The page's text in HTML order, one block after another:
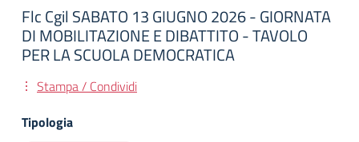
Flc Cgil SABATO 13 GIUGNO 2026 - GIORNATA
DI MOBILITAZIONE E DIBATTITO - TAVOLO
PER LA SCUOLA DEMOCRATICA
Stampa / Condividi
Tipologia